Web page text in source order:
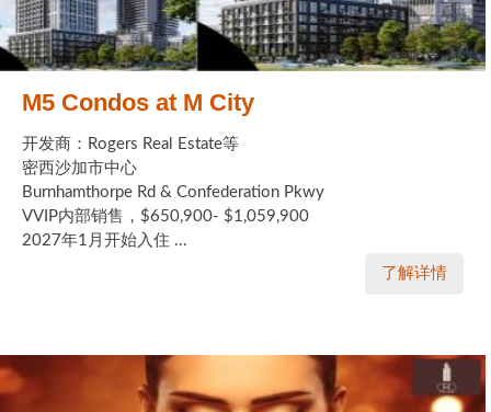
M5 Condos at M City
开发商：Rogers Real Estate等
密西沙加市中心
Burnhamthorpe Rd & Confederation Pkwy
VVIP内部销售，$650,900- $1,059,900
2027年1月开始入住 ...
了解详情